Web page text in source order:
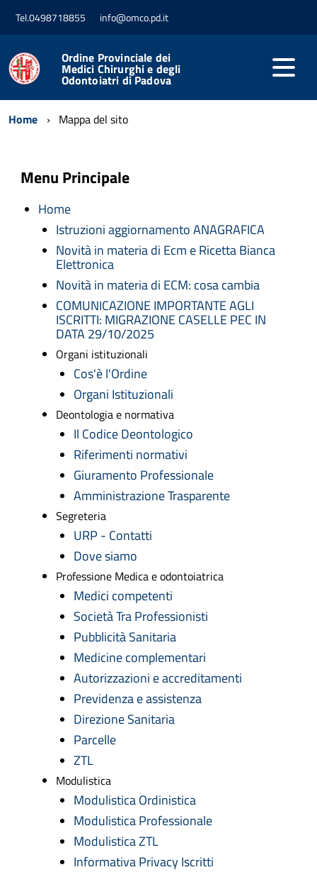
Tel.0498718855 info@omco.pd.it
Ordine Provinciale dei
Medici Chirurghi e degli
Odontoiatri di Padova
Home Mappa del sito
Menu Principale
Home
Istruzioni aggiornamento ANAGRAFICA
Novità in materia di Ecm e Ricetta Bianca
Elettronica
Novità in materia di ECM: cosa cambia
COMUNICAZIONE IMPORTANTE AGLI
ISCRITTI: MIGRAZIONE CASELLE PEC IN
DATA 29/10/2025
Organi istituzionali
Cos'è l'Ordine
Organi Istituzionali
Deontologia e normativa
Il Codice Deontologico
Riferimenti normativi
Giuramento Professionale
Amministrazione Trasparente
Segreteria
URP - Contatti
Dove siamo
Professione Medica e odontoiatrica
Medici competenti
Società Tra Professionisti
Pubblicità Sanitaria
Medicine complementari
Autorizzazioni e accreditamenti
Previdenza e assistenza
Direzione Sanitaria
Parcelle
ZTL
Modulistica
Modulistica Ordinistica
Modulistica Professionale
Modulistica ZTL
Informativa Privacy Iscritti